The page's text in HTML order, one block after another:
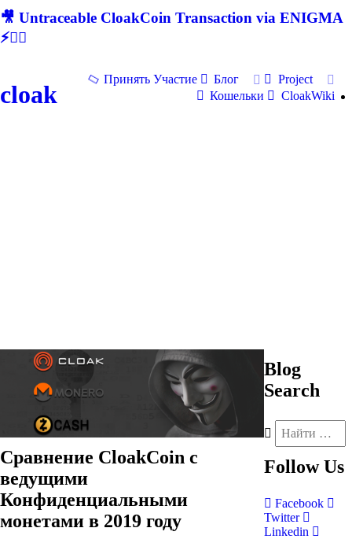
🎥 Untraceable CloakCoin Transaction via ENIGMA
⚡🕵‍♂
cloak
Принять Участие Блог
Project
Кошельки
CloakWiki
Сравнение CloakCoin с
ведущими
Конфиденциальными
монетами в 2019 году
Blog
Search
Follow Us
Facebook
Twitter
Linkedin